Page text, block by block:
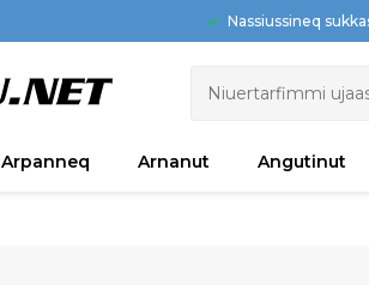
Nassiussineq
Arpanneq Arnanut Angutinut